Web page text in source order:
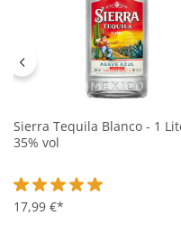
Sierra Tequila Blanco - 1
35% vol
Durchschnittliche
17,99 €*